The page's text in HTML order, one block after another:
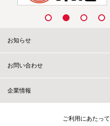
お知らせ
お問い合わせ
企業情報
ご利用にあたって